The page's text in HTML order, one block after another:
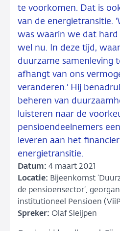
te voorkomen. Dat is
van de energietransitie.
was waarin we dat
wel nu. In deze tijd,
duurzame samenleving
afhangt van ons
veranderen.’ Hij
beheren van
luisteren naar de
pensioendeelnemers
leveren aan het
energietransitie.
Datum: 4 maart 2021
Locatie: Bijeenkomst
de pensioensector’,
institutioneel Pensioen
Spreker: Olaf Sleijpen